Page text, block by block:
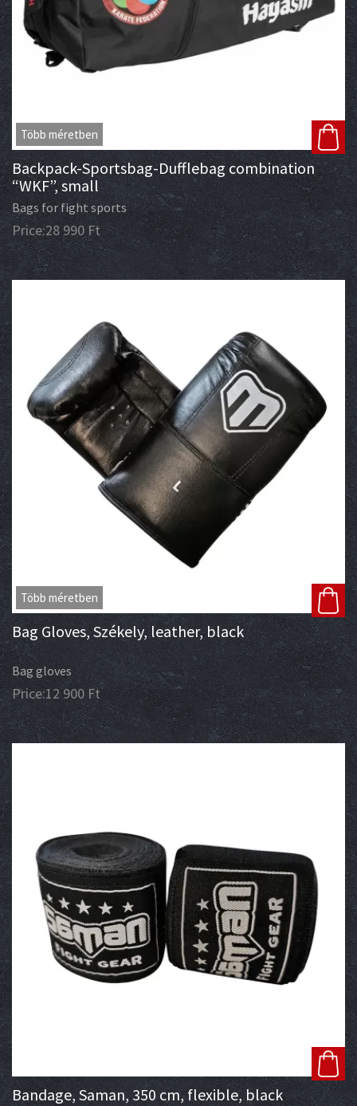
Több méretben
Backpack-Sportsbag-Dufflebag combination
“WKF”, small
Bags for fight sports
Price:28 990Ft
Több méretben
Bag Gloves, Székely, leather, black
Bag gloves
Price:12 900 Ft
Bandage, Saman, 350 cm, flexible, black